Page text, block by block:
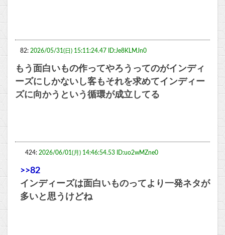
82: 2026/05/31(日) 15:11:24.47 ID:Je8KLMJn0
もう面白いもの作ってやろうってのがインディ
ーズにしかないし客もそれを求めてインディー
ズに向かうという循環が成立してる
424: 2026/06/01(月) 14:46:54.53 ID:uo2wMZne0
>>82
インディーズは面白いものってより一発ネタが
多いと思うけどね